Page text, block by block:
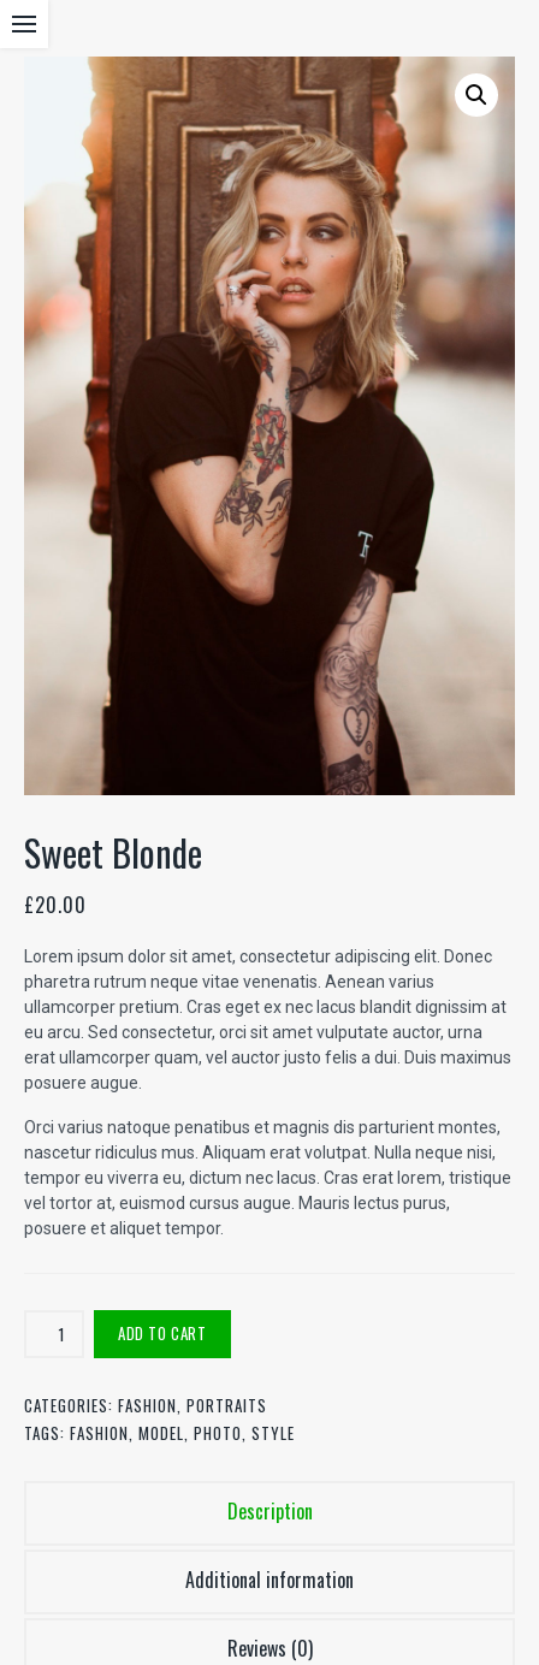
Sweet Blonde
£20.00
Lorem ipsum dolor sit amet, consectetur adipiscing elit. Donec
pharetra rutrum neque vitae venenatis. Aenean varius
ullamcorper pretium. Cras eget ex nec lacus blandit dignissim at
eu arcu. Sed consectetur, orci sit amet vulputate auctor, urna
erat ullamcorper quam, vel auctor justo felis a dui. Duis maximus
posuere augue.
Orci varius natoque penatibus et magnis dis parturient montes,
nascetur ridiculus mus. Aliquam erat volutpat. Nulla neque nisi,
tempor eu viverra eu, dictum nec lacus. Cras erat lorem, tristique
vel tortor at, euismod cursus augue. Mauris lectus purus,
posuere et aliquet tempor.
Blonde
ADD TO CART
CATEGORIES: FASHION, PORTRAITS
TAGS: FASHION, MODEL, PHOTO, STYLE
Description
Additional information
Reviews (0)